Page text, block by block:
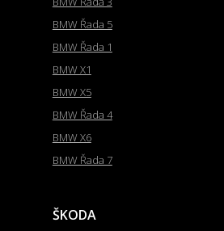
BMW Řada 5
BMW Řada 1
BMW X1
BMW X5
BMW Řada 4
BMW X6
BMW Řada 7
ŠKODA